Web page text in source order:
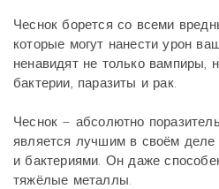
Чеснок борется со всеми
которые могут нанести урон
ненавидят не только вампиры,
бактерии, паразиты и рак.
Чеснок – абсолютно
является лучшим в своём
и бактериями. Он даже
тяжёлые металлы.